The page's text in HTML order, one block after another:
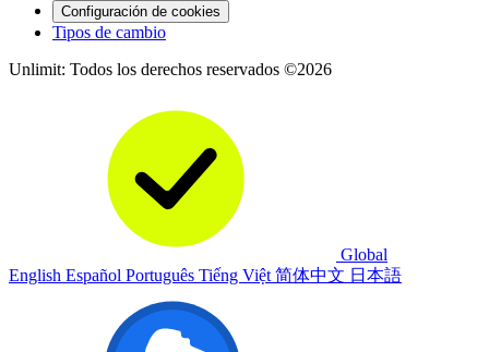
Configuración de cookies
Tipos de cambio
Unlimit: Todos los derechos reservados ©2026
Global
English Español Português Tiếng Việt 简体中文 日本語